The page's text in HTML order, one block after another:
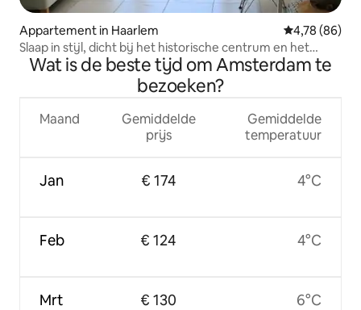
Appartement in Haarlem Gemiddelde
4,78 (86)
Slaap in stijl, dicht bij het historische centrum en het
strand!
Wat is de beste tijd om Amsterdam te
bezoeken?
Maand
Jan
Feb
Mrt
Gemiddelde
prijs
€ 174
€ 124
€ 130
Gemiddelde
temperatuur
4°C
4°C
6°C